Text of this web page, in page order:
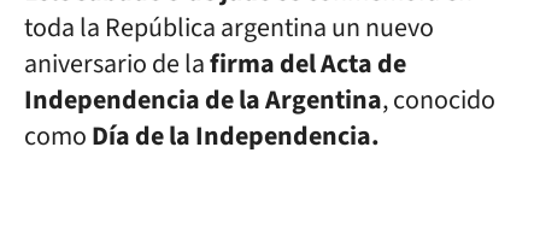
toda la República argentina un nuevo
aniversario de lafirma del Acta de
Independencia de la Argentina, conocido
comoDía de la Independencia.